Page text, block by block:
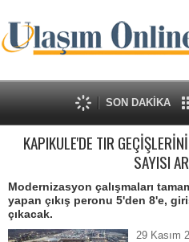
SON DAKİKA
KAPIKULE'DE TIR
SAYISI
Modernizasyon çalışmaları
yapan çıkış peronu 5'den 8'e,
çıkacak.
29 Kasım